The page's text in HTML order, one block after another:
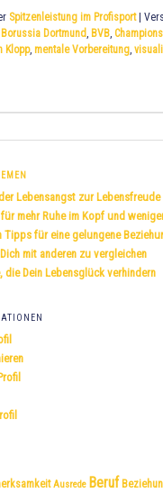
Spitzenleistung im Profisport |
Borussia Dortmund BVB ,
Klopp,mentale Vorbereitung ,
Lebensangst zur Lebensfreude
mehr Ruhe im Kopf und
Tipps für eine gelungene
mit anderen zu vergleichen
die Dein Lebensglück verhindern
Ausrede Beruf